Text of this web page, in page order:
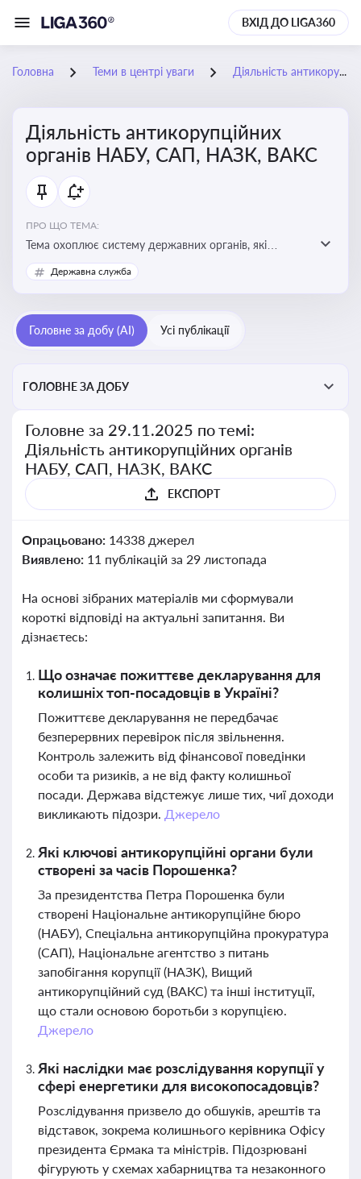
ВХІД ДО LIGA360
Головна Теми в центрі уваги Діяльність антикорупційних органів НАБУ, САП, НАЗК, ВАКС
Діяльність антикорупційних
органів НАБУ, САП, НАЗК, ВАКС
ПРО ЩО ТЕМА:
Тема охоплює систему державних органів, які
здійснюють запобігання, виявлення та розслідування
корупційних правопорушень, що є ключовим
у державному управлінні та бізнесі
Державна служба
Головне за добу (AI) Усі публікації
ГОЛОВНЕ ЗА ДОБУ
Головне за 29.11.2025 по темі:
Діяльність антикорупційних органів
НАБУ, САП, НАЗК, ВАКС
ЕКСПОРТ
Опрацьовано: 14338 джерел
Виявлено: 11 публікацій за 29 листопада
На основі зібраних матеріалів ми сформували
короткі відповіді на актуальні запитання. Ви
дізнаєтесь:
Що означає пожиттєве декларування для
колишніх топ-посадовців в Україні?
Пожиттєве декларування не передбачає
безперервних перевірок після звільнення.
Контроль залежить від фінансової поведінки
особи та ризиків, а не від факту колишньої
посади. Держава відстежує лише тих, чиї доходи
викликають підозри. Джерело
Які ключові антикорупційні органи були
створені за часів Порошенка?
За президентства Петра Порошенка були
створені Національне антикорупційне бюро
(НАБУ), Спеціальна антикорупційна прокуратура
(САП), Національне агентство з питань
запобігання корупції (НАЗК), Вищий
антикорупційний суд (ВАКС) та інші інституції,
що стали основою боротьби з корупцією.
Джерело
Які наслідки має розслідування корупції у
сфері енергетики для високопосадовців?
Розслідування призвело до обшуків, арештів та
відставок, зокрема колишнього керівника Офісу
президента Єрмака та міністрів. Підозрювані
фігурують у схемах хабарництва та незаконного